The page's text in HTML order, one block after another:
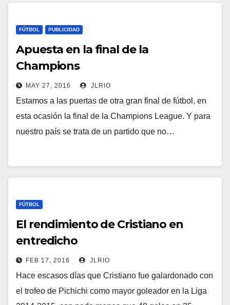
FÚTBOL PUBLICIDAD
Apuesta en la final de la
Champions
MAY 27, 2016 JLRIO
Estamos a las puertas de otra gran final de fútbol, en
esta ocasión la final de la Champions League. Y para
nuestro país se trata de un partido que no…
FÚTBOL
El rendimiento de Cristiano en
entredicho
FEB 17, 2016 JLRIO
Hace escasos días que Cristiano fue galardonado con
el trofeo de Pichichi como mayor goleador en la Liga